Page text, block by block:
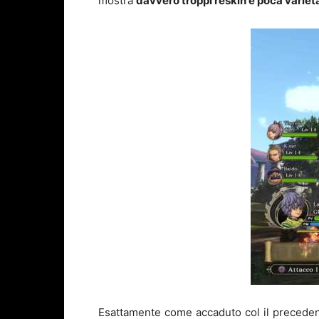
Esattamente come accaduto col il